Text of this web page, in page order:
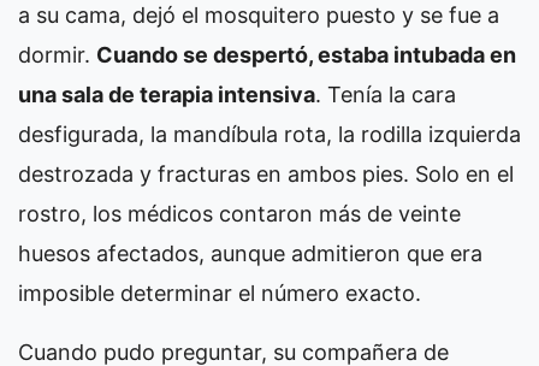
a su cama, dejó el mosquitero puesto y se fue a
dormir. Cuando se despertó, estaba intubada en
una sala de terapia intensiva. Tenía la cara
desfigurada, la mandíbula rota, la rodilla izquierda
destrozada y fracturas en ambos pies. Solo en el
rostro, los médicos contaron más de veinte
huesos afectados, aunque admitieron que era
imposible determinar el número exacto.
Cuando pudo preguntar, su compañera de